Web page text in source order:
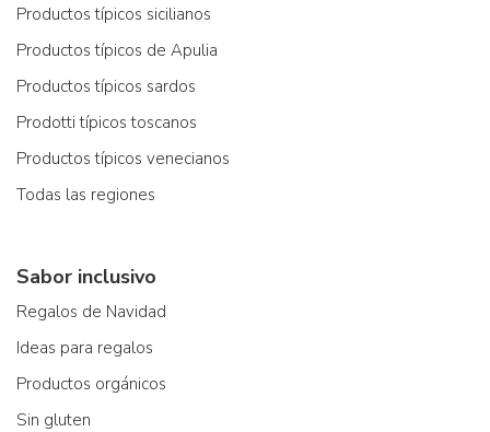
Productos típicos sicilianos
Productos típicos de Apulia
Productos típicos sardos
Prodotti típicos toscanos
Productos típicos venecianos
Todas las regiones
Sabor inclusivo
Regalos de Navidad
Ideas para regalos
Productos orgánicos
Sin gluten